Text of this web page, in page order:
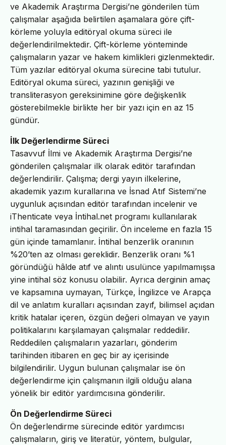
ve Akademik Araştırma Dergisi’ne gönderilen tüm
çalışmalar aşağıda belirtilen aşamalara göre çift-
körleme yoluyla editöryal okuma süreci ile
değerlendirilmektedir. Çift-körleme yönteminde
çalışmaların yazar ve hakem kimlikleri gizlenmektedir.
Tüm yazılar editöryal okuma sürecine tabi tutulur.
Editöryal okuma süreci, yazının genişliği ve
transliterasyon gereksinimine göre değişkenlik
gösterebilmekle birlikte her bir yazı için en az 15
gündür.
İlk Değerlendirme Süreci
Tasavvuf İlmi ve Akademik Araştırma Dergisi’ne
gönderilen çalışmalar ilk olarak editör tarafından
değerlendirilir. Çalışma; dergi yayın ilkelerine,
akademik yazım kurallarına ve İsnad Atıf Sistemi’ne
uygunluk açısından editör tarafından incelenir ve
iThenticate veya İntihal.net programı kullanılarak
intihal taramasından geçirilir. Ön inceleme en fazla 15
gün içinde tamamlanır. İntihal benzerlik oranının
%20’ten az olması gereklidir. Benzerlik oranı %1
göründüğü hâlde atıf ve alıntı usulünce yapılmamışsa
yine intihal söz konusu olabilir. Ayrıca derginin amaç
ve kapsamına uymayan, Türkçe, İngilizce ve Arapça
dil ve anlatım kuralları açısından zayıf, bilimsel açıdan
kritik hatalar içeren, özgün değeri olmayan ve yayın
politikalarını karşılamayan çalışmalar reddedilir.
Reddedilen çalışmaların yazarları, gönderim
tarihinden itibaren en geç bir ay içerisinde
bilgilendirilir. Uygun bulunan çalışmalar ise ön
değerlendirme için çalışmanın ilgili olduğu alana
yönelik bir editör yardımcısına gönderilir.
Ön Değerlendirme Süreci
Ön değerlendirme sürecinde editör yardımcısı
çalışmaların, giriş ve literatür, yöntem, bulgular,